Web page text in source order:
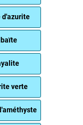
d'azurite
verte